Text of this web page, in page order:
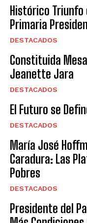
Histórico
Primaria
DESTACADOS
Constituida
Jeanette Jara
DESTACADOS
El Futuro se
DESTACADOS
María José
Caradura: Las
Pobres
DESTACADOS
Presidente del